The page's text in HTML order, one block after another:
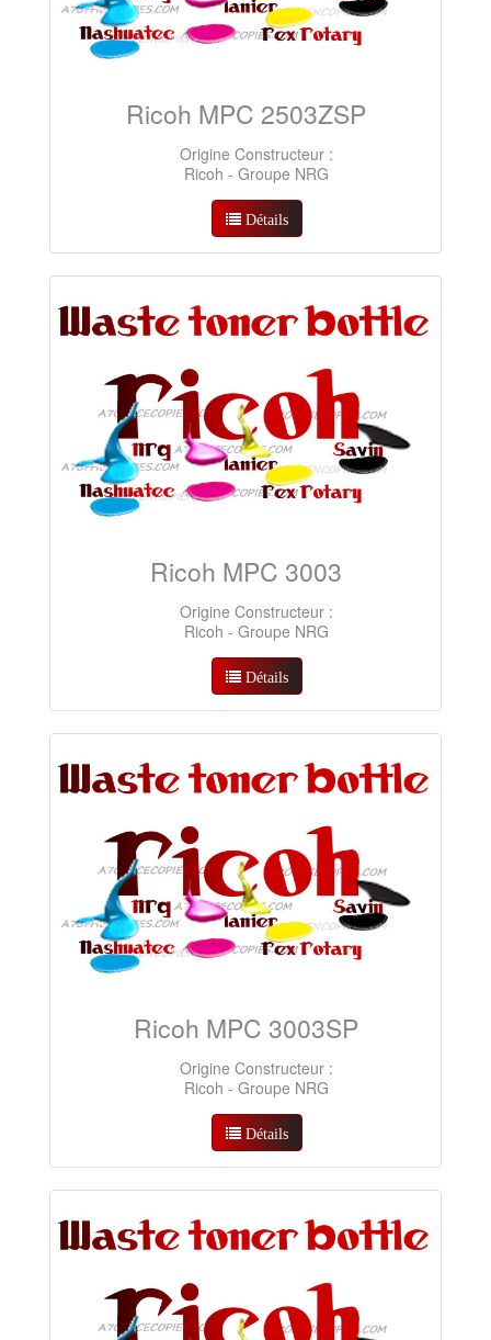
Ricoh MPC 2503ZSP
Origine Constructeur :
Ricoh - Groupe NRG
Détails
Ricoh MPC 3003
Origine Constructeur :
Ricoh - Groupe NRG
Détails
Ricoh MPC 3003SP
Origine Constructeur :
Ricoh - Groupe NRG
Détails